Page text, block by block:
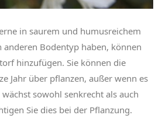
in saurem und humusreichem
anderen Bodentyp haben, können
hinzufügen. Sie können die
Jahr über pflanzen, außer wenn es
sowohl senkrecht als auch
Sie dies bei der Pflanzung.